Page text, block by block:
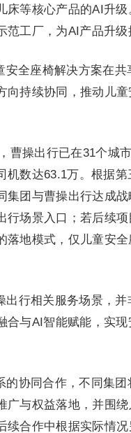
等核心产品的AI升
工厂，为AI产品升级
全座椅解决方案在
持续协同，推动儿
曹操出行已在31个城
数达63.1万。根据
团与曹操出行达成
场景入口；若后续
地模式，仅儿童安
行相关服务场景，
与AI智能赋能，实
协同合作，不同集
与权益落地，并围
合作中根据实际情况